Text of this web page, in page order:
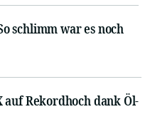
schlimm war es noch
Rekordhoch dank Öl-